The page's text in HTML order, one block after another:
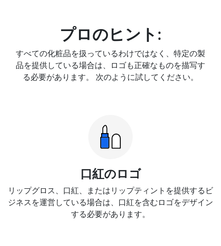
プロのヒント:
すべての化粧品を扱っているわけではなく、特定の製
品を提供している場合は、ロゴも正確なものを描写す
る必要があります。 次のように試してください。
口紅のロゴ
リップグロス、口紅、またはリップティントを提供するビ
ジネスを運営している場合は、口紅を含むロゴをデザイン
する必要があります。